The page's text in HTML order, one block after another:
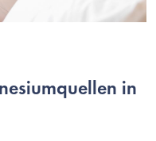
in